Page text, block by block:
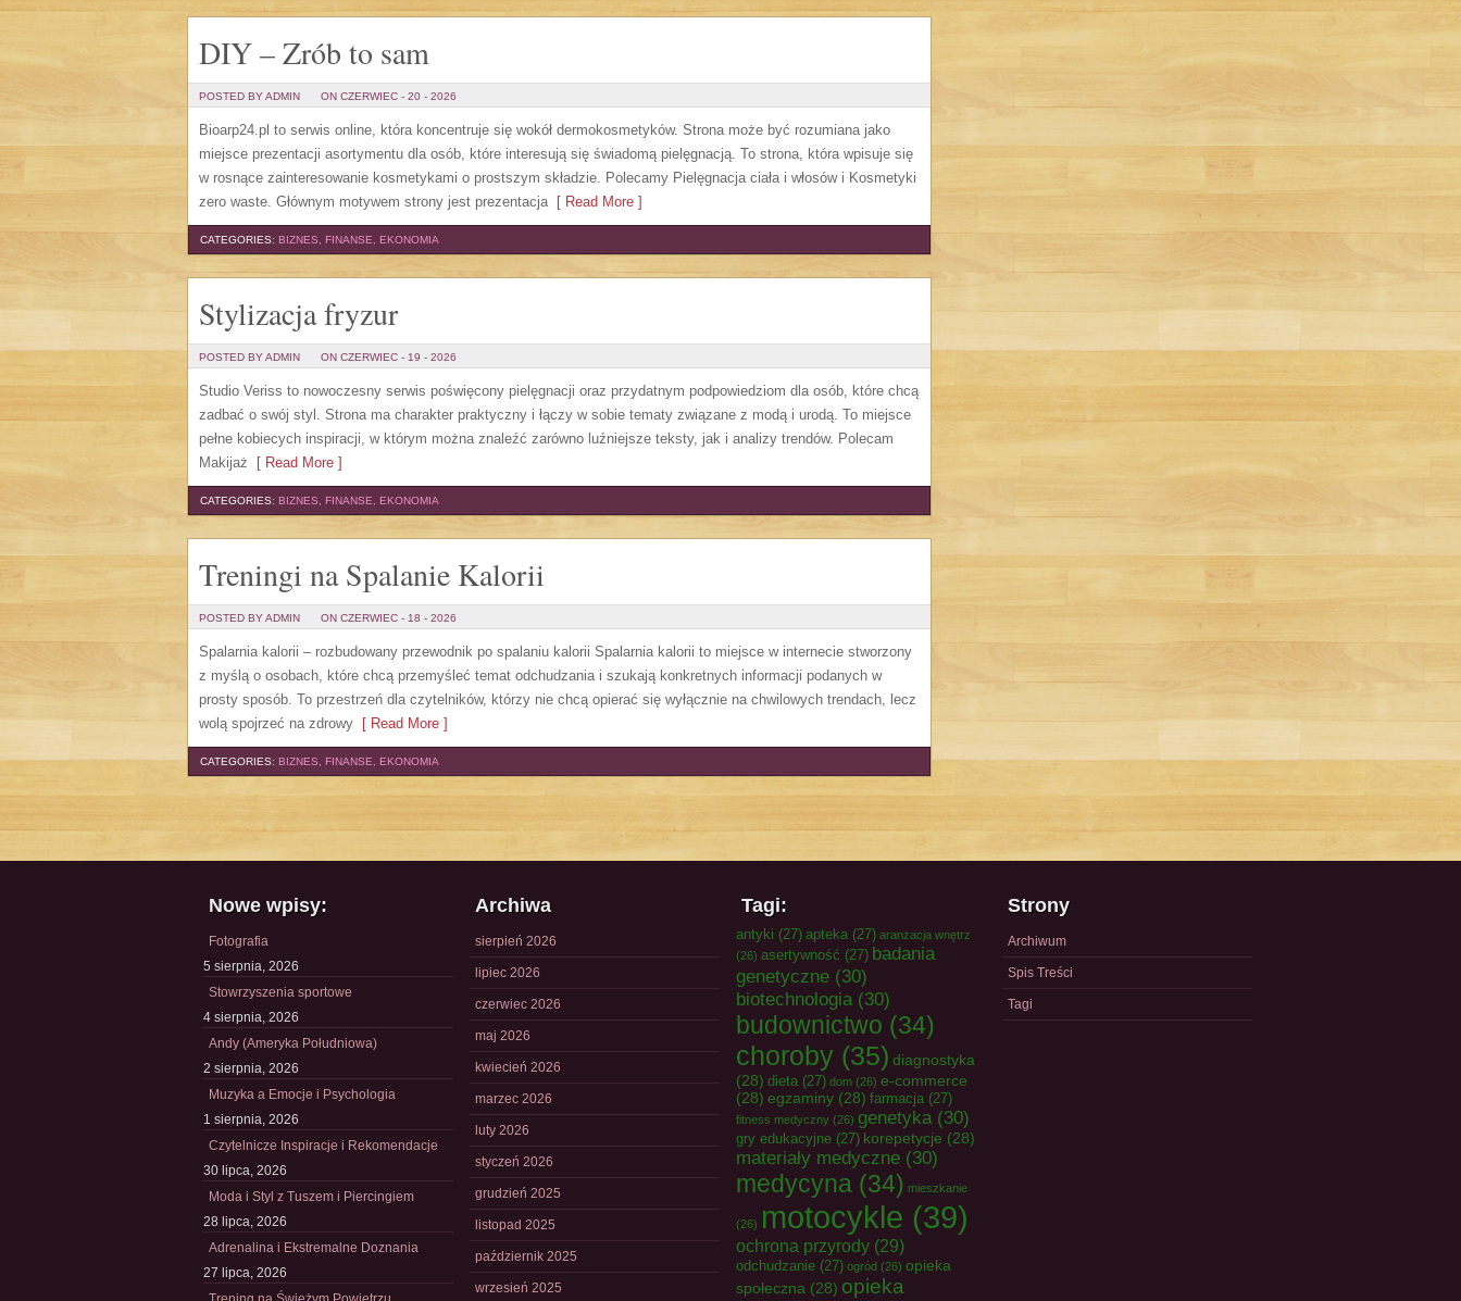
DIY – Zrób to sam
POSTED BY ADMIN ON CZERWIEC - 20 - 2026
Bioarp24.pl to serwis online, która koncentruje się wokół dermokosmetyków. Strona może być rozumiana jako
miejsce prezentacji asortymentu dla osób, które interesują się świadomą pielęgnacją. To strona, która wpisuje się
w rosnące zainteresowanie kosmetykami o prostszym składzie. Polecamy Pielęgnacja ciała i włosów i Kosmetyki
zero waste. Głównym motywem strony jest prezentacja[ Read More ]
CATEGORIES: BIZNES, FINANSE, EKONOMIA
Stylizacja fryzur
POSTED BY ADMIN ON CZERWIEC - 19 - 2026
Studio Veriss to nowoczesny serwis poświęcony pielęgnacji oraz przydatnym podpowiedziom dla osób, które chcą
zadbać o swój styl. Strona ma charakter praktyczny i łączy w sobie tematy związane z modą i urodą. To miejsce
pełne kobiecych inspiracji, w którym można znaleźć zarówno luźniejsze teksty, jak i analizy trendów. Polecam
Makijaż [ Read More ]
CATEGORIES: BIZNES, FINANSE, EKONOMIA
Treningi na Spalanie Kalorii
POSTED BY ADMIN ON CZERWIEC - 18 - 2026
Spalarnia kalorii – rozbudowany przewodnik po spalaniu kalorii Spalarnia kalorii to miejsce w internecie stworzony
z myślą o osobach, które chcą przemyśleć temat odchudzania i szukają konkretnych informacji podanych w
prosty sposób. To przestrzeń dla czytelników, którzy nie chcą opierać się wyłącznie na chwilowych trendach, lecz
wolą spojrzeć na zdrowy [ Read More ]
CATEGORIES: BIZNES, FINANSE, EKONOMIA
Nowe wpisy:
Fotografia
5 sierpnia, 2026
Stowrzyszenia sportowe
4 sierpnia, 2026
Andy (Ameryka Południowa)
2 sierpnia, 2026
Muzyka a Emocje i Psychologia
1 sierpnia, 2026
Czytelnicze Inspiracje i Rekomendacje
30 lipca, 2026
Moda i Styl z Tuszem i Piercingiem
28 lipca, 2026
Adrenalina i Ekstremalne Doznania
27 lipca, 2026
Archiwa
sierpień 2026
lipiec 2026
czerwiec 2026
maj 2026
kwiecień 2026
marzec 2026
luty 2026
styczeń 2026
grudzień 2025
listopad 2025
październik 2025
wrzesień 2025
Tagi:
antyki (27) apteka (27) aranżacja wnętrz
(26) asertywność (27) badania
genetyczne (30)
biotechnologia(30)
budownictwo (34)
choroby (35) diagnostyka
(28) dieta (27) dom (26) e-commerce
(28) egzaminy (28) farmacja (27)
fitness medyczny (26) genetyka(30)
gry edukacyjne (27) korepetycje (28)
materiały medyczne (30)
medycyna (34) mieszkanie
(26) motocykle (39)
ochrona przyrody (29)
odchudzanie (27) ogród (26) opieka
społeczna (28) opieka
Strony
Archiwum
Spis Treści
Tagi